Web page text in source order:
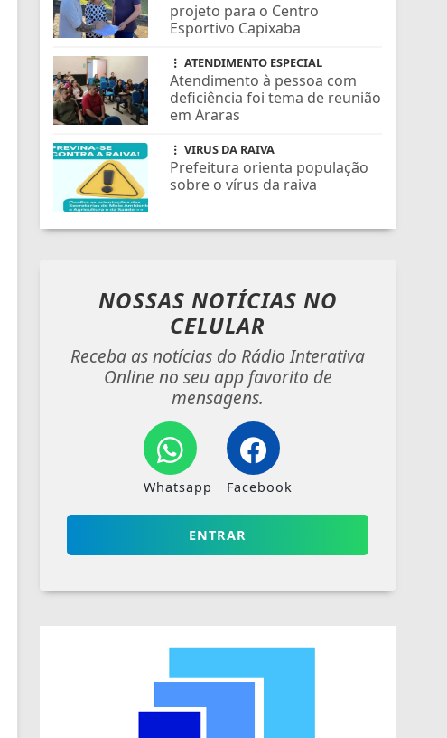
projeto para o Centro
Esportivo Capixaba
ATENDIMENTO ESPECIAL
Atendimento à pessoa com
deficiência foi tema de reunião
em Araras
VIRUS DA RAIVA
Prefeitura orienta população
sobre o vírus da raiva
NOSSAS NOTÍCIAS NO
CELULAR
Receba as notícias do Rádio Interativa
Online no seu app favorito de
mensagens.
Whatsapp Facebook
ENTRAR